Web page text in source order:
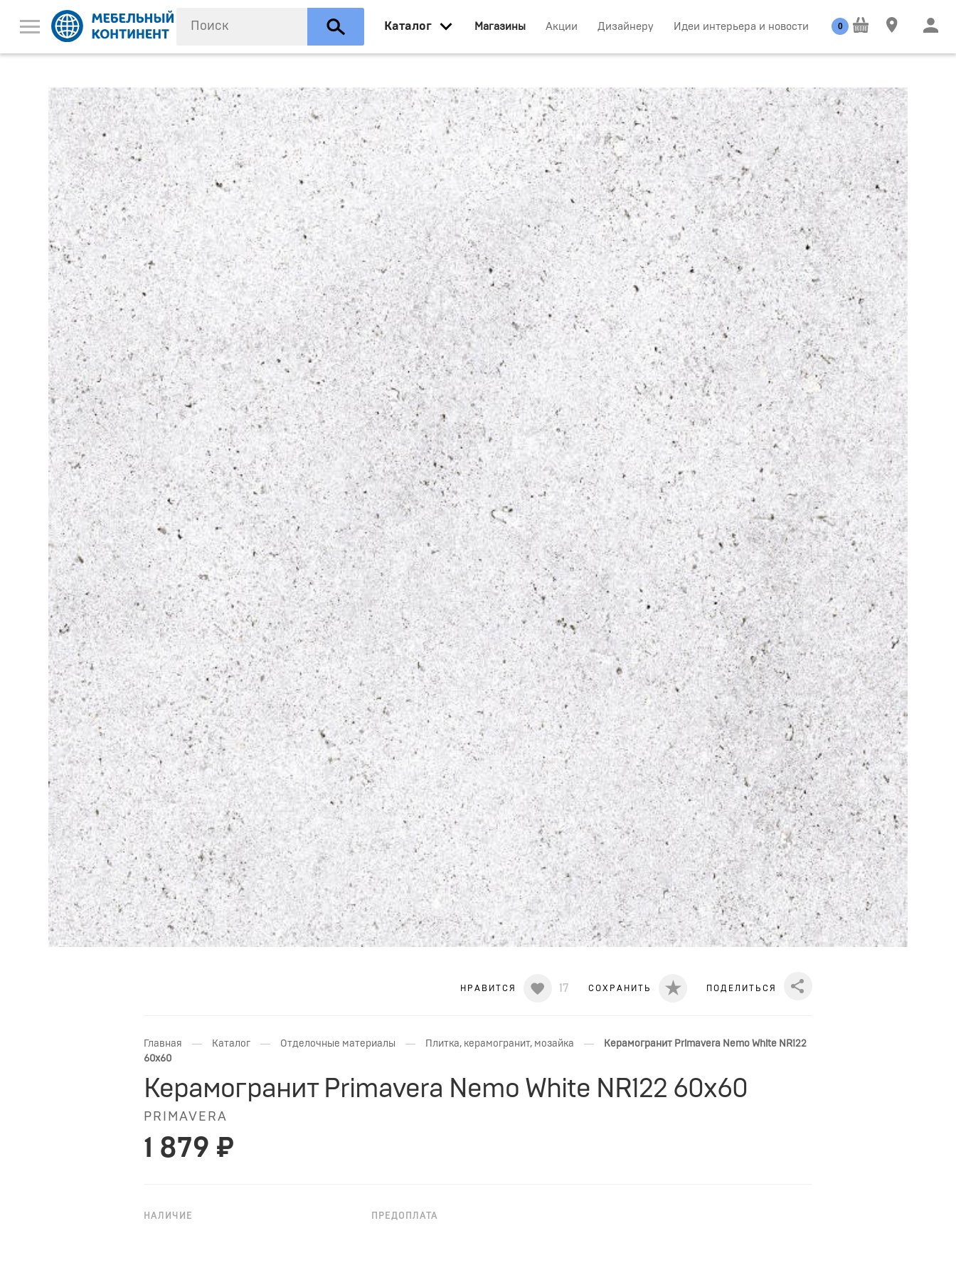
Каталог Магазины Акции Дизайнеру Идеи интерьера и новости 0
Share
ПОДЕЛИТЬСЯ
СОХРАНИТЬ
17
НРАВИТСЯ
Главная — Каталог — Отделочные материалы — Плитка, керамогранит, мозайка —
Керамогранит Primavera Nemo White NR122
60x60
Керамогранит Primavera Nemo White NR122 60x60
PRIMAVERA
1 879 ₽
НАЛИЧИЕ ПРЕДОПЛАТА